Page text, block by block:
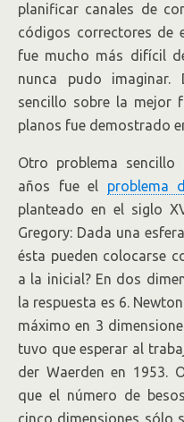
planificar canales de
códigos correctores de
fue mucho más difícil
nunca pudo imaginar.
sencillo sobre la mejor
planos fue demostrado
Otro problema
años fue el problema
planteado en el siglo
Gregory: Dada una
ésta pueden colocarse
a la inicial? En dos
la respuesta es 6.
máximo en 3
tuvo que esperar al
der Waerden en 1953.
que el número de
cinco dimensiones sólo